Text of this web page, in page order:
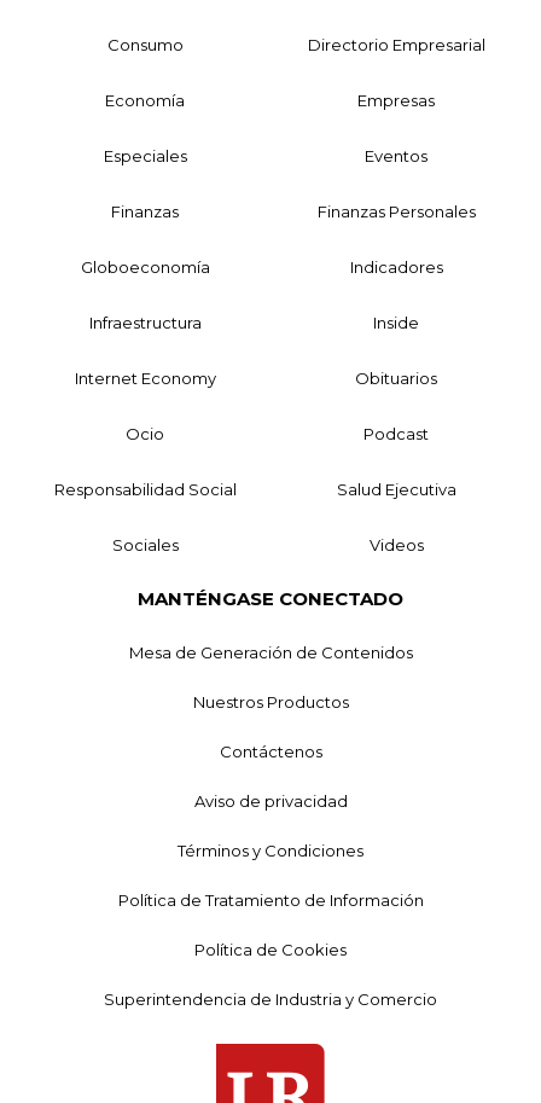
Consumo Directorio Empresarial
Economía Empresas
Especiales Eventos
Finanzas Finanzas Personales
Globoeconomía Indicadores
Infraestructura Inside
Internet Economy Obituarios
Ocio Podcast
Responsabilidad Social Salud Ejecutiva
Sociales Videos
MANTÉNGASE CONECTADO
Mesa de Generación de Contenidos
Nuestros Productos
Contáctenos
Aviso de privacidad
Términos y Condiciones
Política de Tratamiento de Información
Política de Cookies
Superintendencia de Industria y Comercio